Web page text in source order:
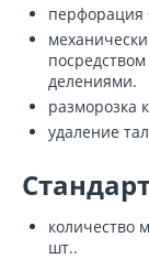
перфорация
делениями.
разморозка
удаление
количество
шт..